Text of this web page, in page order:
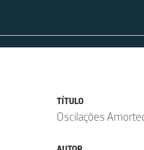
TÍTULO
Oscilações